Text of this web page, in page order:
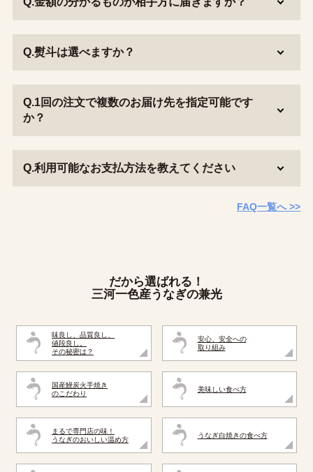
Q.熨斗は選べますか？
Q.1回の注文で複数のお届け先を指定可能です
か？
Q.利用可能なお支払方法を教えてください
FAQ一覧へ >>
だから選ばれる！
三河一色産うなぎの兼光
味良し、品質良し、
値段良し。
その秘密は？
安心、安全への
取り組み
国産鰻炭火手焼き
のこだわり
美味しい食べ方
まるで専門店の味！
うなぎのおいしい温め方
うなぎ白焼きの食べ方